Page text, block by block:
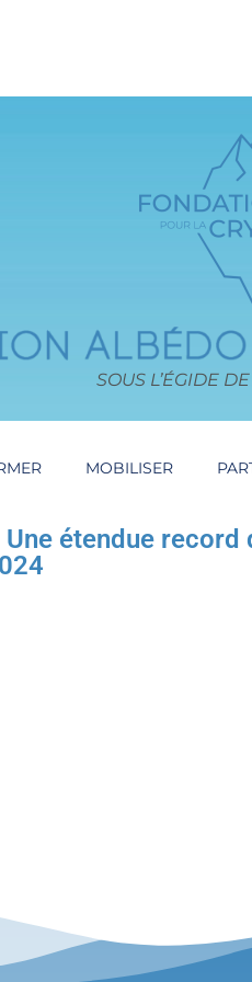
SOUS L’ÉGIDE
MOBILISER
étendue record